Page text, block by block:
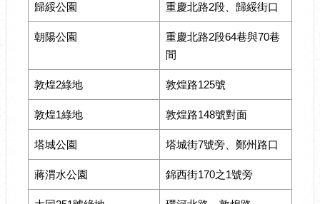
歸綏公園 重慶北路2段、歸綏街口
朝陽公園
重慶北路2段64巷與70巷
間
敦煌2綠地 敦煌路125號
敦煌1綠地 敦煌路148號對面
塔城公園 塔城街7號旁、鄭州路口
蔣渭水公園 錦西街170之1號旁